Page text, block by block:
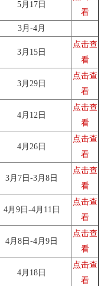
5月17日
看
3月-4月
3月15日
点击查
看
3月29日
点击查
看
4月12日
点击查
看
4月26日
点击查
看
3月7日-3月8日
点击查
看
4月9日-4月11日
点击查
看
4月8日-4月9日
点击查
看
4月18日
点击查
看